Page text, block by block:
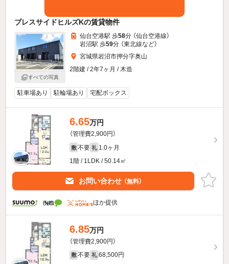
ブレスサイドヒルズKの賃貸物件
すべての写真
仙台空港駅 歩58分 （仙台空港線）
岩沼駅 歩59分 （東北線など）
宮城県岩沼市押分字奥山
2階建 / 2年7ヶ月 / 木造
駐車場あり 駐輪場あり 宅配ボックス
6.65万円
（管理費2,900円）
敷 不要 礼 1.0ヶ月
1階 / 1LDK / 50.14㎡
お問い合わせ （無料）
ほか提供
6.85万円
（管理費2,900円）
敷 不要 礼 68,500円